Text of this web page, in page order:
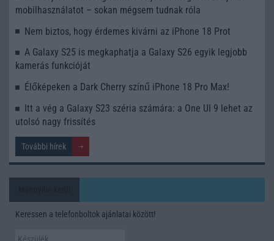
mobilhasználatot – sokan mégsem tudnak róla
Nem biztos, hogy érdemes kivárni az iPhone 18 Prot
A Galaxy S25 is megkaphatja a Galaxy S26 egyik legjobb
kamerás funkcióját
Élőképeken a Dark Cherry színű iPhone 18 Pro Max!
Itt a vég a Galaxy S23 széria számára: a One UI 9 lehet az
utolsó nagy frissítés
További hírek
Keressen a telefonboltok ajánlatai között!